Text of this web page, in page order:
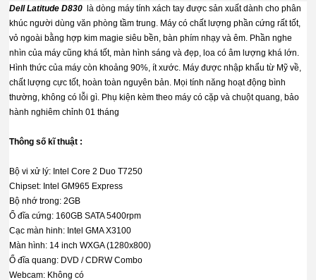
Dell Latitude D830 là dòng máy tính xách tay được sản xuất dành cho phân
khúc người dùng văn phòng tầm trung. Máy có chất lượng phần cứng rất tốt,
vỏ ngoài bằng hợp kim magie siêu bền, bàn phím nhạy và êm. Phần nghe
nhìn của máy cũng khá tốt, màn hình sáng và đẹp, loa có âm lượng khá lớn.
Hình thức của máy còn khoảng 90%, ít xước. Máy được nhập khẩu từ Mỹ về,
chất lượng cực tốt, hoàn toàn nguyên bản. Mọi tính năng hoạt động bình
thường, không có lỗi gì. Phụ kiện kèm theo máy có cặp và chuột quang, bảo
hành nghiêm chỉnh 01 tháng
Thông số kĩ thuật :
Bộ vi xử lý: Intel Core 2 Duo T7250
Chipset: Intel GM965 Express
Bộ nhớ trong: 2GB
Ổ đĩa cứng: 160GB SATA 5400rpm
Cạc màn hinh: Intel GMA X3100
Màn hình: 14 inch WXGA (1280x800)
Ổ đĩa quang: DVD / CDRW Combo
Webcam: Không có